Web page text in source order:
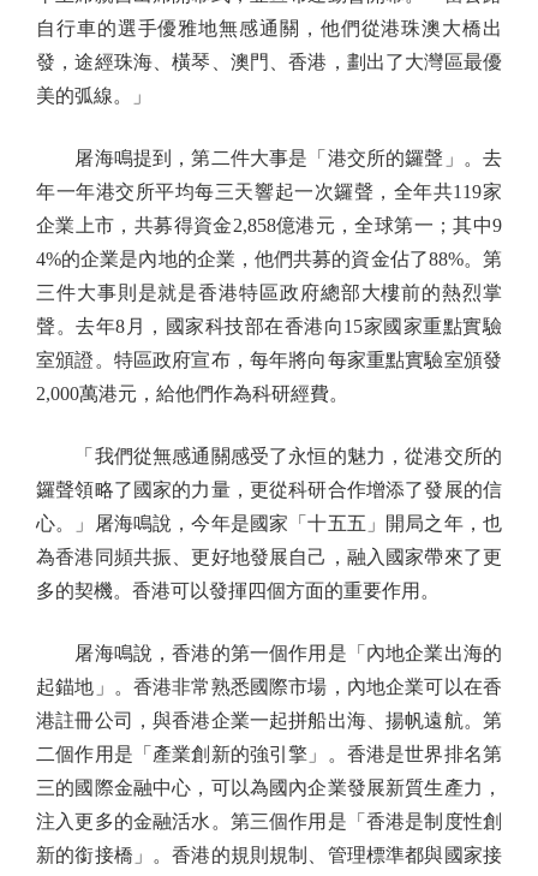
自行車的選手優雅地無感通關，他們從港珠澳大橋出
發，途經珠海、橫琴、澳門、香港，劃出了大灣區最優
美的弧線。」
屠海鳴提到，第二件大事是「港交所的鑼聲」。去
年一年港交所平均每三天響起一次鑼聲，全年共119家
企業上市，共募得資金2,858億港元，全球第一；其中9
4%的企業是內地的企業，他們共募的資金佔了88%。第
三件大事則是就是香港特區政府總部大樓前的熱烈掌
聲。去年8月，國家科技部在香港向15家國家重點實驗
室頒證。特區政府宣布，每年將向每家重點實驗室頒發
2,000萬港元，給他們作為科研經費。
「我們從無感通關感受了永恒的魅力，從港交所的
鑼聲領略了國家的力量，更從科研合作增添了發展的信
心。」屠海鳴說，今年是國家「十五五」開局之年，也
為香港同頻共振、更好地發展自己，融入國家帶來了更
多的契機。香港可以發揮四個方面的重要作用。
屠海鳴說，香港的第一個作用是「內地企業出海的
起錨地」。香港非常熟悉國際市場，內地企業可以在香
港註冊公司，與香港企業一起拼船出海、揚帆遠航。第
二個作用是「產業創新的強引擎」。香港是世界排名第
三的國際金融中心，可以為國內企業發展新質生產力，
注入更多的金融活水。第三個作用是「香港是制度性創
新的銜接橋」。香港的規則規制、管理標準都與國家接